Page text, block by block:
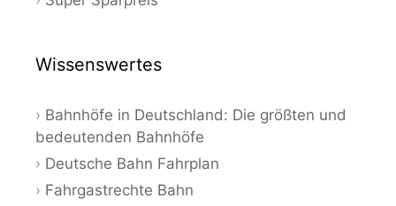
Wissenswertes
Bahnhöfe in Deutschland: Die größten und
bedeutenden Bahnhöfe
Deutsche Bahn Fahrplan
Fahrgastrechte Bahn